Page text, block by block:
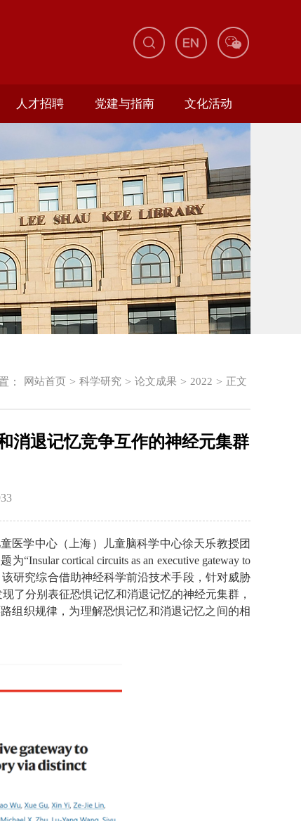
人才招聘 党建与指南 文化活动
： 网站首页 > 科学研究 > 论文成果 > 2022 > 正文
消退记忆竞争互作的神经元集群
医学中心（上海）儿童脑科学中心徐天乐教授团
“Insular cortical circuits as an executive gateway to
该研究综合借助神经科学前沿技术手段，针对威胁
了分别表征恐惧记忆和消退记忆的神经元集群，
组织规律，为理解恐惧记忆和消退记忆之间的相